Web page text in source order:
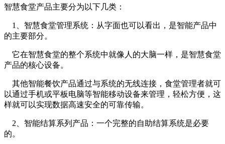
智慧食堂产品主要分为以下几类：
1、智慧食堂管理系统：从字面也可以看出，是智能产品中
的主要部分。
它在智慧食堂的整个系统中就像人的大脑一样，是智慧食堂
产品的核心设备。
其他智能餐饮产品通过与系统的无线连接，食堂管理者就可
以通过手机或平板电脑等智能移动设备来管理，轻松方便，这
样就可以实现数据高速安全的可靠传输。
2、智能结算系列产品：一个完整的自助结算系统是必要
的。